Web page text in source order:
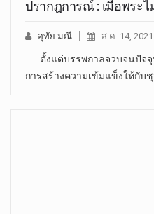
ปรากฎการณ์ : เมื่อพระไ
อุทัย มณี ส.ค. 14, 2021
ตั้งแต่บรรพกาลจวบจนปัจ
การสร้างความเข้มแข็งให้กับ